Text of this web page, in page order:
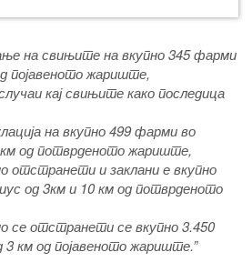
на свињите на вкупно 345 фарми
појавеното жариште,
кај свињите како последица
на вкупно 499 фарми во
км од потврденото жариште,
отстранети и заклани е вкупно
од 3км и 10 км од потврденото
се отстранети се вкупно 3.450
3 км од појавеното жариште.”